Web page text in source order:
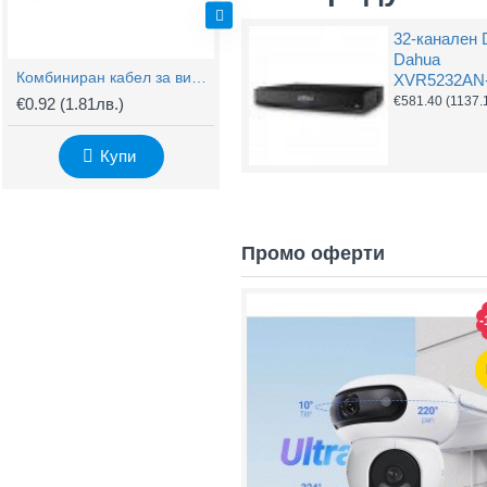
€0.92 (1.81лв.)
Купи
BNC Kонектор с Винт
€0.61(1.20лв.)
32-канален
Dahua
€581.40
Промо оферти
-